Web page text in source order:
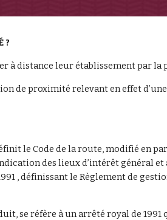
?
distance leur établissement par la
de proximité relevant en effet
le Code de la route, modifié en
des lieux d’intérêt général
, définissant le Règlement de
se réfère à un arrêté royal de 1991